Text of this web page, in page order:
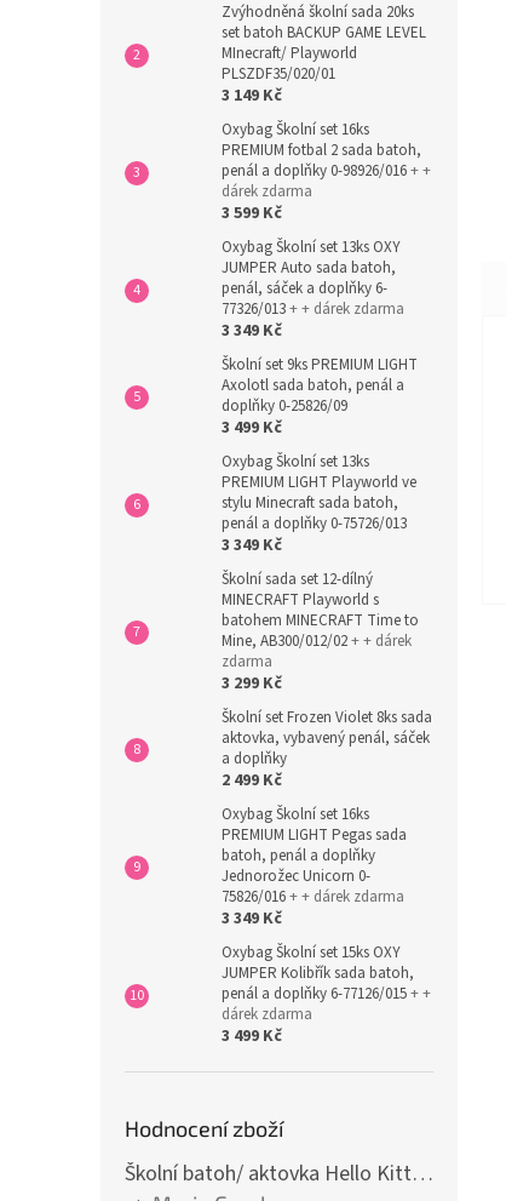
Zvýhodněná školní sada 20ks
set batoh BACKUP GAME LEVEL
MInecraft/ Playworld
PLSZDF35/020/01
3 149 Kč
Oxybag Školní set 16ks
PREMIUM fotbal 2 sada batoh,
penál a doplňky 0-98926/016+ +
dárek zdarma
3 599 Kč
Oxybag Školní set 13ks OXY
JUMPER Auto sada batoh,
penál, sáček a doplňky 6-
77326/013+ + dárek zdarma
3 349 Kč
Školní set 9ks PREMIUM LIGHT
Axolotl sada batoh, penál a
doplňky 0-25826/09
3 499 Kč
Oxybag Školní set 13ks
PREMIUM LIGHT Playworld ve
stylu Minecraft sada batoh,
penál a doplňky 0-75726/013
3 349 Kč
Školní sada set 12-dílný
MINECRAFT Playworld s
batohem MINECRAFT Time to
Mine, AB300/012/02+ + dárek
zdarma
3 299 Kč
Školní set Frozen Violet 8ks sada
aktovka, vybavený penál, sáček
a doplňky
2 499 Kč
Oxybag Školní set 16ks
PREMIUM LIGHT Pegas sada
batoh, penál a doplňky
Jednorožec Unicorn 0-
75826/016+ + dárek zdarma
3 349 Kč
Oxybag Školní set 15ks OXY
JUMPER Kolibřík sada batoh,
penál a doplňky 6-77126/015+ +
dárek zdarma
3 499 Kč
Hodnocení zboží
Školní batoh/ aktovka Hello Kitty, růžová